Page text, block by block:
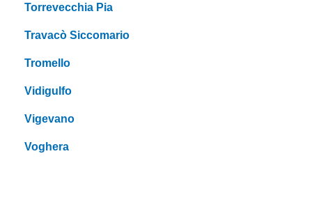
Torrevecchia Pia
Travacò Siccomario
Tromello
Vidigulfo
Vigevano
Voghera